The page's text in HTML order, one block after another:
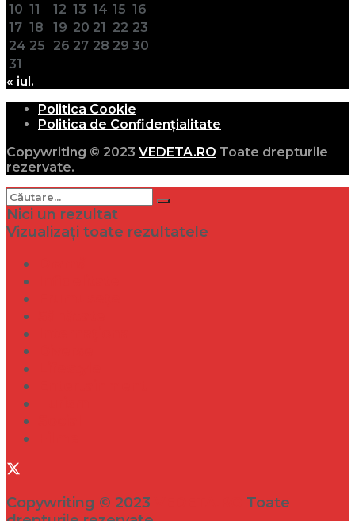
10 11 12 13 14 15 16
17 18 19 20 21 22 23
24 25 26 27 28 29 30
31
« iul.
Politica Cookie
Politica de Confidențialitate
Copywriting © 2023 VEDETA.RO Toate drepturile
rezervate.
Nici un rezultat
Vizualizați toate rezultatele
Copywriting © 2023
Toate